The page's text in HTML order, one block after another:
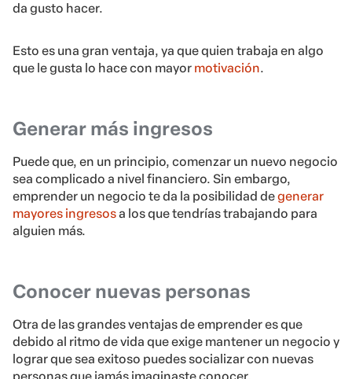
da gusto hacer.
Esto es una gran ventaja, ya que quien trabaja en algo
que le gusta lo hace con mayor motivación.
Generar más ingresos
Puede que, en un principio, comenzar un nuevo negocio
sea complicado a nivel financiero. Sin embargo,
emprender un negocio te da la posibilidad degenerar
mayores ingresosa los que tendrías trabajando para
alguien más.
Conocer nuevas personas
Otra de las grandes ventajas de emprender es que
debido al ritmo de vida que exige mantener un negocio y
lograr que sea exitoso puedes socializar con nuevas